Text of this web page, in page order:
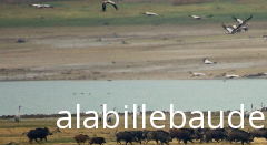
alabillebaude